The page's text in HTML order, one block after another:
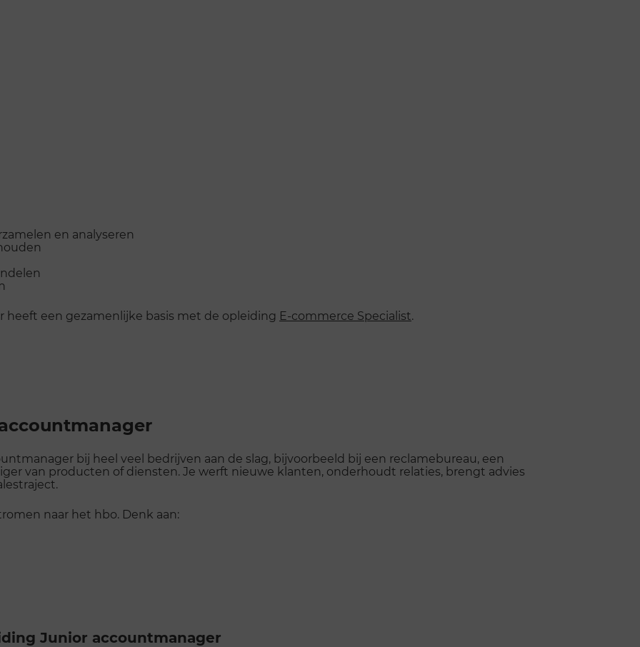
en analyseren
heeft een gezamenlijke basis met de opleiding E-commerce Specialist.
bij heel veel bedrijven aan de slag, bijvoorbeeld bij een reclamebureau, een
van producten of diensten. Je werft nieuwe klanten, onderhoudt relaties, brengt advies
naar het hbo. Denk aan:
Junior accountmanager